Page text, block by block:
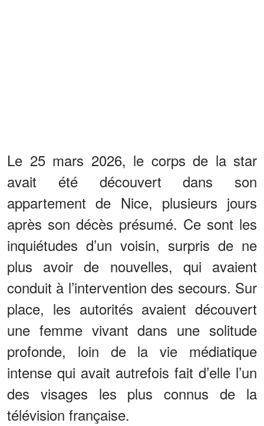
Le 25 mars 2026, le corps de la star
avait été découvert dans son
appartement de Nice, plusieurs jours
après son décès présumé. Ce sont les
inquiétudes d’un voisin, surpris de ne
plus avoir de nouvelles, qui avaient
conduit à l’intervention des secours. Sur
place, les autorités avaient découvert
une femme vivant dans une solitude
profonde, loin de la vie médiatique
intense qui avait autrefois fait d’elle l’un
des visages les plus connus de la
télévision française.